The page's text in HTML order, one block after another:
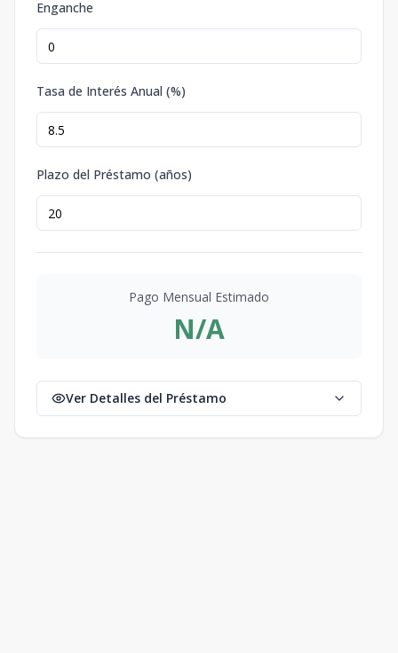
Enganche
Tasa de Interés Anual (%)
Plazo del Préstamo (años)
Pago Mensual Estimado
N/A
Ver Detalles del Préstamo